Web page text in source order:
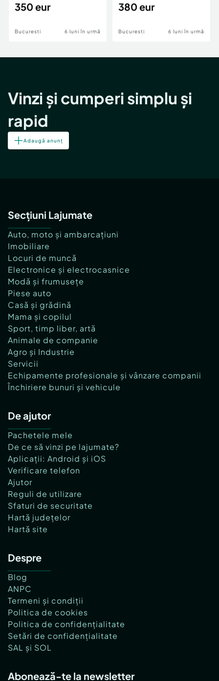
Park - Postalionul
350 eur
Bucuresti 6 luni în urmă
Leonida
380 eur
Bucuresti 6 luni în urmă
Vinzi și cumperi simplu și
rapid
Adaugă anunț
Secțiuni Lajumate
Auto, moto și ambarcațiuni
Imobiliare
Locuri de muncă
Electronice și electrocasnice
Modă și frumusețe
Piese auto
Casă și grădină
Mama și copilul
Sport, timp liber, artă
Animale de companie
Agro și Industrie
Servicii
Echipamente profesionale și vânzare companii
Închiriere bunuri și vehicule
De ajutor
Pachetele mele
De ce să vinzi pe lajumate?
Aplicații: Android și iOS
Verificare telefon
Ajutor
Reguli de utilizare
Sfaturi de securitate
Hartă județelor
Hartă site
Despre
Blog
ANPC
Termeni și condiții
Politica de cookies
Politica de confidențialitate
Setări de confidențialitate
SAL și SOL
Abonează-te la newsletter